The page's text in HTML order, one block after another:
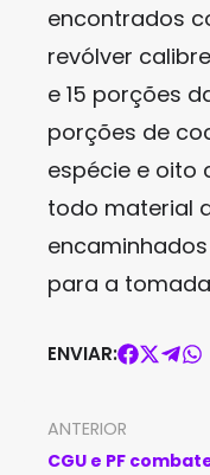
encontrados
revólver
e 15 porções
porções de
espécie e oito
todo material
para a
ENVIAR:
ANTERIOR
CGU e PF